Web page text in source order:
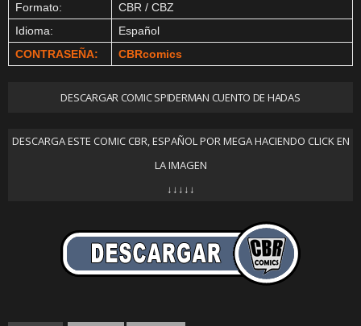
Formato:
CBR / CBZ
Idioma:
Español
CONTRASEÑA:
CBRcomics
DESCARGAR COMIC SPIDERMAN CUENTO DE HADAS
DESCARGA ESTE COMIC CBR, ESPAÑOL POR MEGA HACIENDO CLICK EN
LA IMAGEN
↓↓↓↓↓